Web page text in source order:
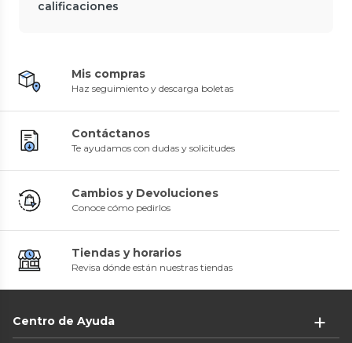
calificaciones
Mis compras
Haz seguimiento y descarga boletas
Contáctanos
Te ayudamos con dudas y solicitudes
Cambios y Devoluciones
Conoce cómo pedirlos
Tiendas y horarios
Revisa dónde están nuestras tiendas
Centro de Ayuda